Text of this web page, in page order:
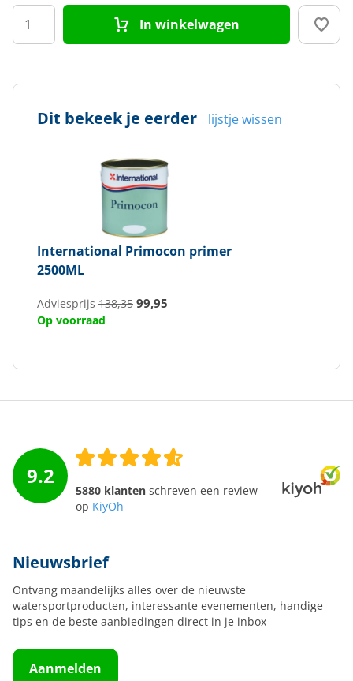
In winkelwagen
Dit bekeek je eerder lijstje wissen
International Primocon primer
2500ML
Adviesprijs 138,35 99,95
Op voorraad
9.2
5880 klanten schreven een review
op KiyOh
Nieuwsbrief
Ontvang maandelijks alles over de nieuwste
watersportproducten, interessante evenementen, handige
tips en de beste aanbiedingen direct in je inbox
Aanmelden